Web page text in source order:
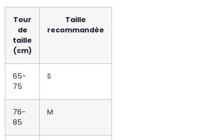
Tour
de
taille
(cm)
Taille
recommandée
65-
75
S
76-
85
M